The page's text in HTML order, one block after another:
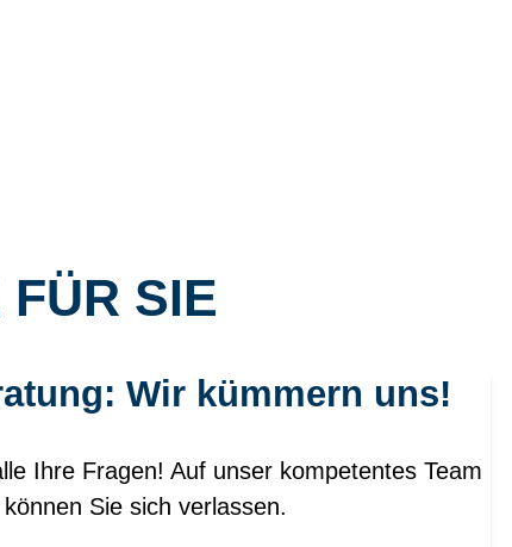
SIE
Wir kümmern uns!
Ihre Fragen! Auf unser kompetentes Team
Sie sich verlassen.